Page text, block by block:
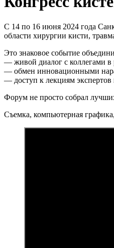
С 14 по 16 июня 2024 года
области хирургии кисти,
Это знаковое событие
— живой диалог с коллегами в
— обмен инновационными
— доступ к лекциям
Форум не просто собрал
Съемка, компьютерная